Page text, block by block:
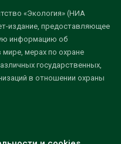
«Экология» (НИА
издание, предоставляющее
информацию об
мире, мерах по охране
государственных,
в отношении охраны